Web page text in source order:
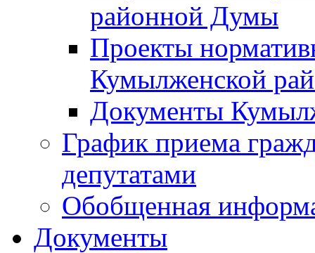
районной Думы
Проекты
Кумылженской
Документы
График приема
депутатами
Обобщенная
Документы